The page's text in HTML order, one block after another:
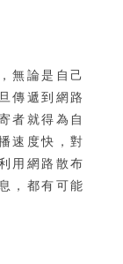
無論是自己
傳遞到網路
者就得為自
速度快，對
用網路散布
，都有可能